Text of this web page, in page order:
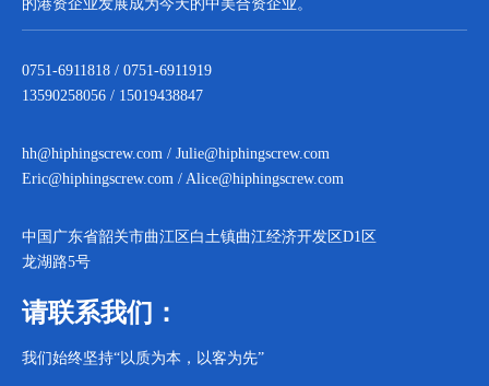
的港资企业发展成为今天的中美合资企业。
0751-6911818 / 0751-6911919
13590258056 / 15019438847
hh@hiphingscrew.com / Julie@hiphingscrew.com
Eric@hiphingscrew.com / Alice@hiphingscrew.com
中国广东省韶关市曲江区白土镇曲江经济开发区D1区
龙湖路5号
请联系我们：
我们始终坚持“以质为本，以客为先”